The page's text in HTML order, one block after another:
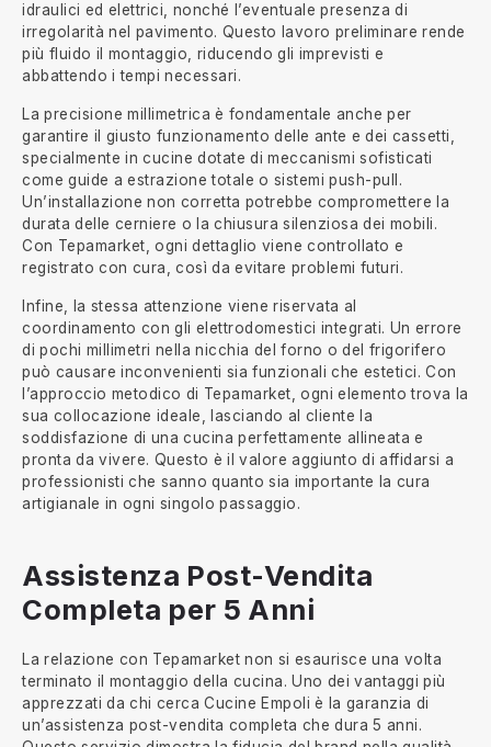
idraulici ed elettrici, nonché l’eventuale presenza di
irregolarità nel pavimento. Questo lavoro preliminare rende
più fluido il montaggio, riducendo gli imprevisti e
abbattendo i tempi necessari.
La precisione millimetrica è fondamentale anche per
garantire il giusto funzionamento delle ante e dei cassetti,
specialmente in cucine dotate di meccanismi sofisticati
come guide a estrazione totale o sistemi push-pull.
Un’installazione non corretta potrebbe compromettere la
durata delle cerniere o la chiusura silenziosa dei mobili.
Con Tepamarket, ogni dettaglio viene controllato e
registrato con cura, così da evitare problemi futuri.
Infine, la stessa attenzione viene riservata al
coordinamento con gli elettrodomestici integrati. Un errore
di pochi millimetri nella nicchia del forno o del frigorifero
può causare inconvenienti sia funzionali che estetici. Con
l’approccio metodico di Tepamarket, ogni elemento trova la
sua collocazione ideale, lasciando al cliente la
soddisfazione di una cucina perfettamente allineata e
pronta da vivere. Questo è il valore aggiunto di affidarsi a
professionisti che sanno quanto sia importante la cura
artigianale in ogni singolo passaggio.
Assistenza Post-Vendita
Completa per 5 Anni
La relazione con Tepamarket non si esaurisce una volta
terminato il montaggio della cucina. Uno dei vantaggi più
apprezzati da chi cerca Cucine Empoli è la garanzia di
un’assistenza post-vendita completa che dura 5 anni.